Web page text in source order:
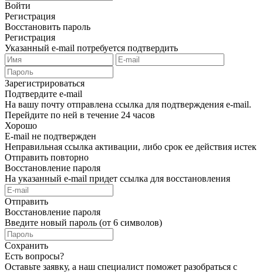
Войти
Регистрация
Восстановить пароль
Регистрация
Указанный e-mail потребуется подтвердить
Зарегистрироваться
Подтвердите e-mail
На вашу почту отправлена ссылка для подтверждения e-mail.
Перейдите по ней в течение 24 часов
Хорошо
E-mail не подтвержден
Неправильная ссылка активации, либо срок ее действия истек
Отправить повторно
Восстановление пароля
На указанный e-mail придет ссылка для восстановления
Отправить
Восстановление пароля
Введите новый пароль (от 6 символов)
Сохранить
Есть вопросы?
Оставьте заявку, а наш специалист поможет разобраться с